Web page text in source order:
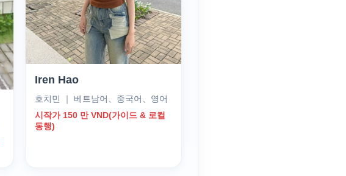
Iren Hao
호치민 ｜ 베트남어、중국어、영어
시작가 150 만 VND(가이드 & 로컬
동행)